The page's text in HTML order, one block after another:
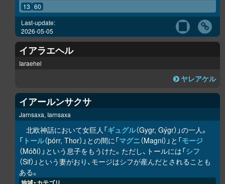
13 60
Last-update:
2026-05-05
イアラエヘル
Iaraehel
ヤレアケル
イアールンサクサ
Jarnsaxa, Iarnsaxa
北欧神話において女巨人「ギュグル（Gygr, Gýgr）」の一人。
「 トール（þórr, Thor）」との間に「マグニ（Magni）」と「モージ
（Móði）」という息子をもうけた。ただし、トールには「シフ
（Sif）」という妻がおり、モージはシフが産んだとされることも
ある。